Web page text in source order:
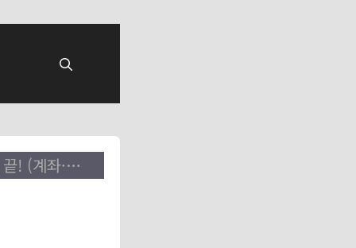
국민연금 보험료 납부방법, 지금 설정하면 연체 걱정 끝! (계좌·카드·간편납부)